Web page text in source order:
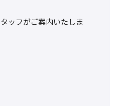
ッフがご案内いたしま